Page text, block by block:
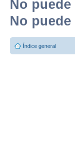
No puede
No puede
Índice general